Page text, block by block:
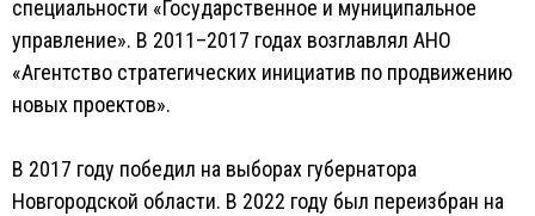
специальности «Государственное и муниципальное
управление». В 2011–2017 годах возглавлял АНО
«Агентство стратегических инициатив по продвижению
новых проектов».
В 2017 году победил на выборах губернатора
Новгородской области. В 2022 году был переизбран на